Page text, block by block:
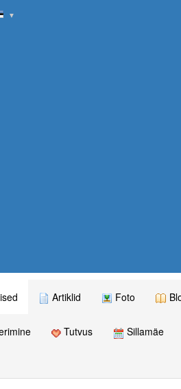
▼
Artiklid Foto
Tutvus Sillamäe